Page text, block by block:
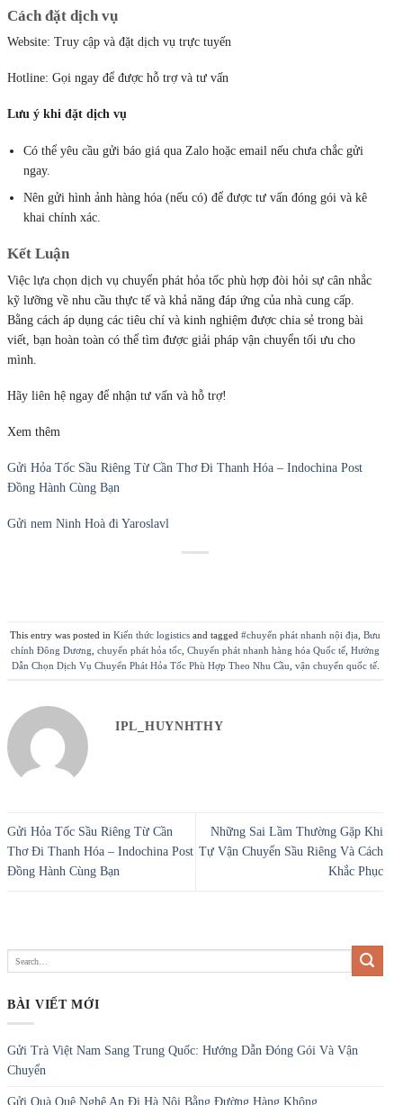
Cách đặt dịch vụ
Website: Truy cập và đặt dịch vụ trực tuyến
Hotline: Gọi ngay để được hỗ trợ và tư vấn
Lưu ý khi đặt dịch vụ
Có thể yêu cầu gửi báo giá qua Zalo hoặc email nếu chưa chắc gửi
ngay.
Nên gửi hình ảnh hàng hóa (nếu có) để được tư vấn đóng gói và kê
khai chính xác.
Kết Luận
Việc lựa chọn dịch vụ chuyển phát hỏa tốc phù hợp đòi hỏi sự cân nhắc
kỹ lưỡng về nhu cầu thực tế và khả năng đáp ứng của nhà cung cấp.
Bằng cách áp dụng các tiêu chí và kinh nghiệm được chia sẻ trong bài
viết, bạn hoàn toàn có thể tìm được giải pháp vận chuyển tối ưu cho
mình.
Hãy liên hệ ngay để nhận tư vấn và hỗ trợ!
Xem thêm
Gửi Hỏa Tốc Sầu Riêng Từ Cần Thơ Đi Thanh Hóa – Indochina Post
Đồng Hành Cùng Bạn
Gửi nem Ninh Hoà đi Yaroslavl
This entry was posted in Kiến thức logistics and tagged #chuyển phát nhanh nội địa Bưu
chính Đông Dương chuyển phát hỏa tốc Chuyển phát nhanh hàng hóa Quốc tế Hướng
Dẫn Chọn Dịch Vụ Chuyển Phát Hỏa Tốc Phù Hợp Theo Nhu Cầu vận chuyển quốc tế.
IPL_HUYNHTHY
Gửi Hỏa Tốc Sầu Riêng Từ Cần
Thơ Đi Thanh Hóa – Indochina Post
Đồng Hành Cùng Bạn
Những Sai Lầm Thường Gặp Khi
Tự Vận Chuyển Sầu Riêng Và Cách
Khắc Phục
BÀI VIẾT MỚI
Gửi Trà Việt Nam Sang Trung Quốc: Hướng Dẫn Đóng Gói Và Vận
Chuyển
Gửi Quà Quê Nghệ An Đi Hà Nội Bằng Đường Hàng Không